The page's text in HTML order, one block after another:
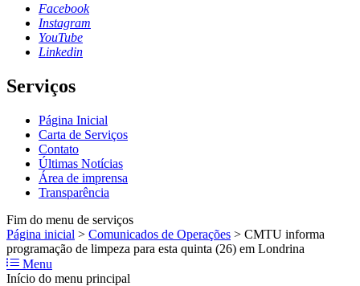
Facebook
Instagram
YouTube
Linkedin
Serviços
Página Inicial
Carta de Serviços
Contato
Últimas Notícias
Área de imprensa
Transparência
Fim do menu de serviços
Página inicial > Comunicados de Operações > CMTU informa
programação de limpeza para esta quinta (26) em Londrina
Menu
Início do menu principal